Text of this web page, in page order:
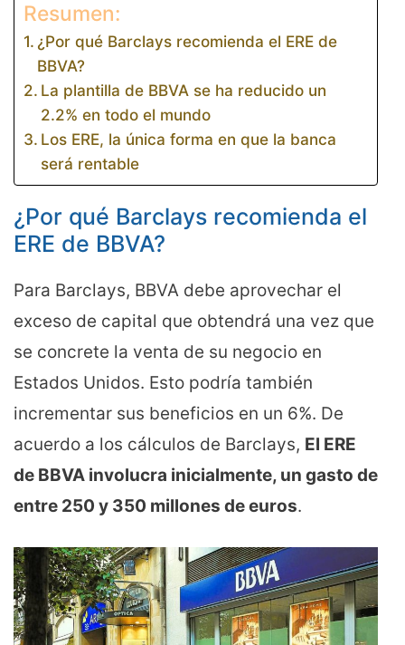
Resumen:
¿Por qué Barclays recomienda el ERE de
BBVA?
La plantilla de BBVA se ha reducido un
2.2% en todo el mundo
Los ERE, la única forma en que la banca
será rentable
¿Por qué Barclays recomienda el
ERE de BBVA?
Para Barclays, BBVA debe aprovechar el
exceso de capital que obtendrá una vez que
se concrete la venta de su negocio en
Estados Unidos. Esto podría también
incrementar sus beneficios en un 6%. De
acuerdo a los cálculos de Barclays, El ERE
de BBVA involucra inicialmente, un gasto de
entre 250 y 350 millones de euros.